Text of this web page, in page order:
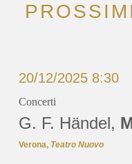
20/12/2025 8:30
Concerti
G. F. Händel,
Verona, Teatro Nuovo